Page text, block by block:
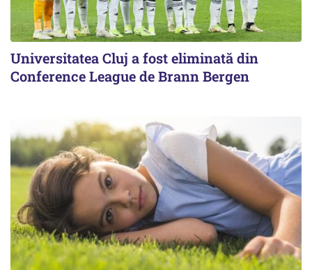
Universitatea Cluj a fost eliminată din
Conference League de Brann Bergen